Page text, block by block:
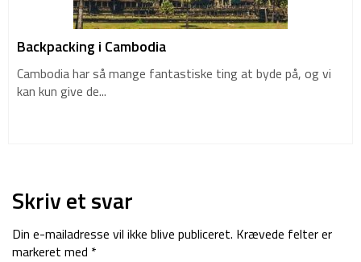
Backpacking i Cambodia
Cambodia har så mange fantastiske ting at byde på, og vi
kan kun give de...
Skriv et svar
Din e-mailadresse vil ikke blive publiceret. Krævede felter er
markeret med *